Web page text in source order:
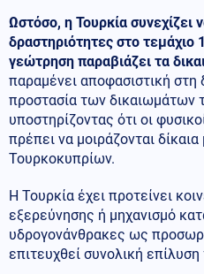
Ωστόσο, η Τουρκία συνεχίζει
δραστηριότητες στο τεμάχιο
γεώτρηση παραβιάζει τα
παραμένει αποφασιστική στη
προστασία των δικαιωμάτων
υποστηρίζοντας ότι οι
πρέπει να μοιράζονται
Τουρκοκυπρίων.
Η Τουρκία έχει προτείνει
εξερεύνησης ή μηχανισμό
υδρογονάνθρακες ως
επιτευχθεί συνολική